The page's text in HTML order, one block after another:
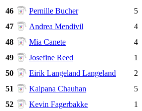
46
Pernille Bucher 5
47
Andrea Mendivil 4
48
Mia Canete 4
49
Josefine Reed 1
50
Eirik Langeland Langeland 2
51
Kalpana Chauhan 5
52
Kevin Fagerbakke 1